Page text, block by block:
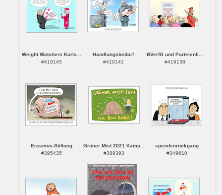
Weight Watchers Karls...
#419145
Handlungsbedarf
#419141
BVerfG und Parteienfi...
#419138
Erasmus-Stiftung
#395435
Grüner Mist 2021 Kamp...
#389393
spendenrückgang
#349610